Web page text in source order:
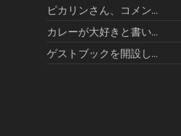
ピカリンさん、コメン...
カレーが大好きと書い...
ゲストブックを開設し...